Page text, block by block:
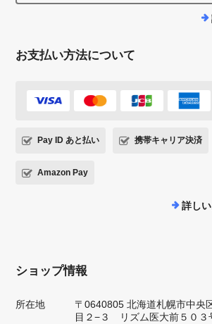
お支払い方法について
Pay ID あと払い 携帯キャリア決済
Amazon Pay
詳し
ショップ情報
所在地
〒0640805 北海道札幌市中央
目２−３ リズム医大前５０３